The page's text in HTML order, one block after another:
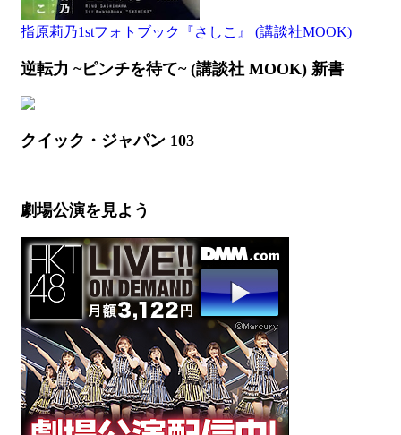
指原莉乃1stフォトブック『さしこ』 (講談社MOOK)
逆転力 ~ピンチを待て~ (講談社 MOOK) 新書
クイック・ジャパン 103
劇場公演を見よう